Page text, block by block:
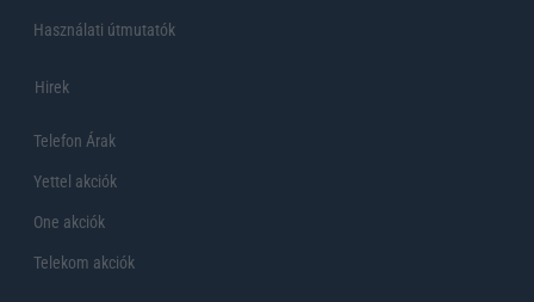
Használati útmutatók
Hirek
Telefon Árak
Yettel akciók
One akciók
Telekom akciók